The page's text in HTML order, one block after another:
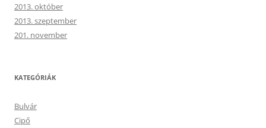
2013. október
2013. szeptember
201. november
KATEGÓRIÁK
Bulvár
Cipő